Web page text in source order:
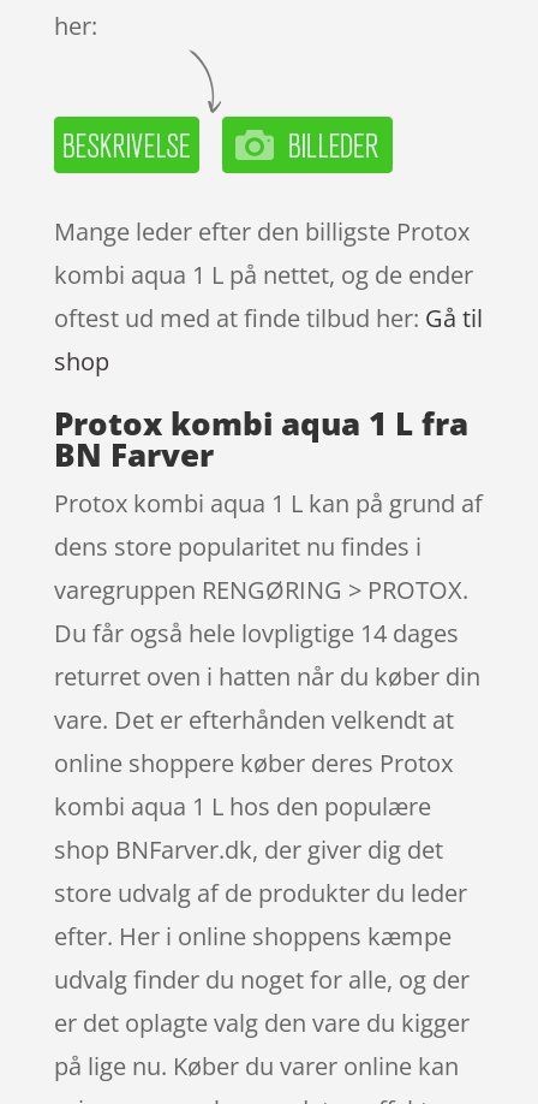
her:
Mange leder efter den billigste Protox
kombi aqua 1 L på nettet, og de ender
oftest ud med at finde tilbud her: Gå til
shop
Protox kombi aqua 1 L fra
BN Farver
Protox kombi aqua 1 L kan på grund af
dens store popularitet nu findes i
varegruppen RENGØRING > PROTOX.
Du får også hele lovpligtige 14 dages
returret oven i hatten når du køber din
vare. Det er efterhånden velkendt at
online shoppere køber deres Protox
kombi aqua 1 L hos den populære
shop BNFarver.dk, der giver dig det
store udvalg af de produkter du leder
efter. Her i online shoppens kæmpe
udvalg finder du noget for alle, og der
er det oplagte valg den vare du kigger
på lige nu. Køber du varer online kan